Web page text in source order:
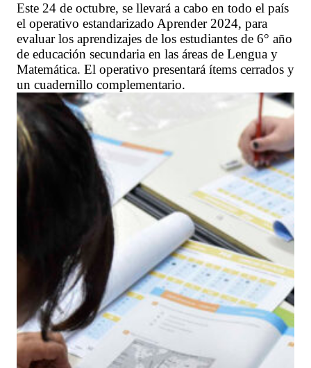
Este 24 de octubre, se llevará a cabo en todo el país
el operativo estandarizado Aprender 2024, para
evaluar los aprendizajes de los estudiantes de 6° año
de educación secundaria en las áreas de Lengua y
Matemática. El operativo presentará ítems cerrados y
un cuadernillo complementario.